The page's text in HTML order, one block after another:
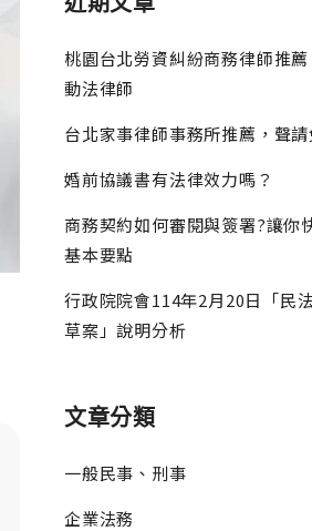
桃園台北勞資糾紛商務律師推
動法律師
台北家事律師事務所推薦，聲
婚前協議書有法律效力嗎？
商務契約如何審閱與簽署?讓你
基本要點
行政院院會114年2月20日「民
草案」說明分析
文章分類
一般民事、刑事
企業法務